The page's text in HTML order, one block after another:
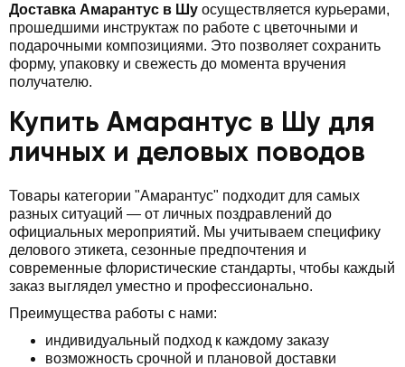
Доставка Амарантус в Шу осуществляется курьерами,
прошедшими инструктаж по работе с цветочными и
подарочными композициями. Это позволяет сохранить
форму, упаковку и свежесть до момента вручения
получателю.
Купить Амарантус в Шу для
личных и деловых поводов
Товары категории "Амарантус" подходит для самых
разных ситуаций — от личных поздравлений до
официальных мероприятий. Мы учитываем специфику
делового этикета, сезонные предпочтения и
современные флористические стандарты, чтобы каждый
заказ выглядел уместно и профессионально.
Преимущества работы с нами:
индивидуальный подход к каждому заказу
возможность срочной и плановой доставки